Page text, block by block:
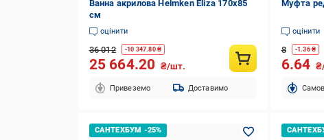
Ванна акрилова Helmken Eliza 170х85
см
оцінити
36 012 -10 347.80₴
25 664.20 ₴/шт.
Привеземо Доставимо
Муфта
оцінити
8 -1.36₴
6.64